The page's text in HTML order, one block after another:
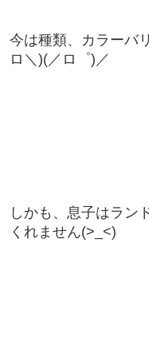
今は種類、カラーバ
ロ＼)(／ロ゜)／
しかも、息子はラン
くれません(>_<)